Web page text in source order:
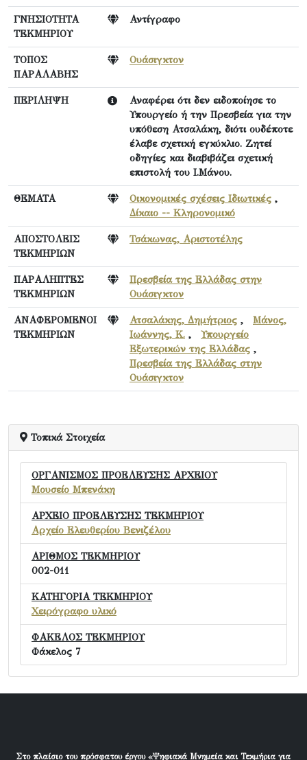
ΓΝΗΣΙΟΤΗΤΑ
ΤΕΚΜΗΡΙΟΥ
Αντίγραφο
ΤΟΠΟΣ
ΠΑΡΑΛΑΒΗΣ
Ουάσιγκτον
ΠΕΡΙΛΗΨΗ
Αναφέρει ότι δεν ειδοποίησε το
Υπουργείο ή την Πρεσβεία για την
υπόθεση Ατσαλάκη, διότι ουδέποτε
έλαβε σχετική εγκύκλιο. Ζητεί
οδηγίες και διαβιβάζει σχετική
επιστολή του Ι.Μάνου.
ΘΕΜΑΤΑ Οικονομικές σχέσεις Ιδιωτικές ,
Δίκαιο -- Κληρονομικό
ΑΠΟΣΤΟΛΕΙΣ
ΤΕΚΜΗΡΙΩΝ
Τσάκωνας, Αριστοτέλης
ΠΑΡΑΛΗΠΤΕΣ
ΤΕΚΜΗΡΙΩΝ
Πρεσβεία της Ελλάδας στην
Ουάσιγκτον
ΑΝΑΦΕΡΟΜΕΝΟΙ
ΤΕΚΜΗΡΙΩΝ
Ατσαλάκης, Δημήτριος , Μάνος,
Ιωάννης, Κ. , Υπουργείο
Εξωτερικών της Ελλάδας ,
Πρεσβεία της Ελλάδας στην
Ουάσιγκτον
Τοπικά Στοιχεία
ΟΡΓΑΝΙΣΜΟΣ ΠΡΟΕΛΕΥΣΗΣ ΑΡΧΕΙΟΥ
Μουσείο Μπενάκη
ΑΡΧΕΙΟ ΠΡΟΕΛΕΥΣΗΣ ΤΕΚΜΗΡΙΟΥ
Αρχείο Ελευθερίου Βενιζέλου
ΑΡΙΘΜΟΣ ΤΕΚΜΗΡΙΟΥ
002-011
ΚΑΤΗΓΟΡΙΑ ΤΕΚΜΗΡΙΟΥ
Χειρόγραφο υλικό
ΦΑΚΕΛΟΣ ΤΕΚΜΗΡΙΟΥ
Φάκελος 7
Στο πλαίσιο του πρόσφατου έργου «Ψηφιακά Μνημεία και Τεκμήρια για